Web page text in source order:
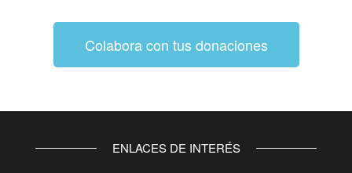
Colabora con tus donaciones
ENLACES DE INTERÉS